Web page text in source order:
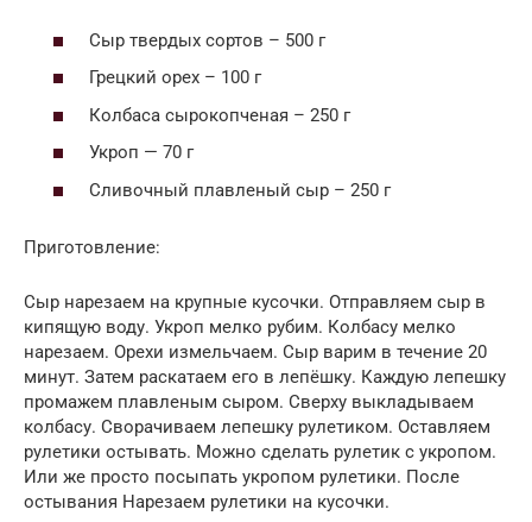
Сыр твердых сортов – 500 г
Грецкий орех – 100 г
Колбаса сырокопченая – 250 г
Укроп — 70 г
Сливочный плавленый сыр – 250 г
Приготовление:
Сыр нарезаем на крупные кусочки. Отправляем сыр в
кипящую воду. Укроп мелко рубим. Колбасу мелко
нарезаем. Орехи измельчаем. Сыр варим в течение 20
минут. Затем раскатаем его в лепёшку. Каждую лепешку
промажем плавленым сыром. Сверху выкладываем
колбасу. Сворачиваем лепешку рулетиком. Оставляем
рулетики остывать. Можно сделать рулетик с укропом.
Или же просто посыпать укропом рулетики. После
остывания Нарезаем рулетики на кусочки.